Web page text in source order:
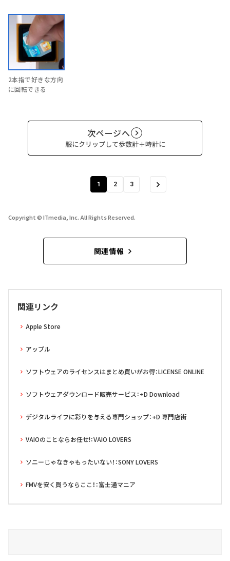
2本指で好きな方向
に回転できる
次ページへ
服にクリップして歩数計＋時計に
1 2 3
Copyright © ITmedia, Inc. All Rights Reserved.
関連情報
関連リンク
Apple Store
アップル
ソフトウェアのライセンスはまとめ買いがお得：LICENSE ONLINE
ソフトウェアダウンロード販売サービス：+D Download
デジタルライフに彩りを与える専門ショップ：+D 専門店街
VAIOのことならお任せ!：VAIO LOVERS
ソニーじゃなきゃもったいない！：SONY LOVERS
FMVを安く買うならここ！：富士通マニア